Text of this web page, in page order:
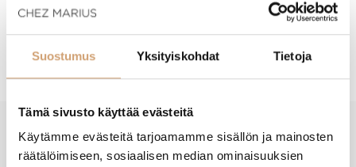
Suostumus Yksityiskohdat Tietoja
Tämä sivusto käyttää evästeitä
Käytämme evästeitä tarjoamamme sisällön ja mainosten
räätälöimiseen, sosiaalisen median ominaisuuksien
- Tuotteesta ei ole vielä arvosteluja -
New content loaded